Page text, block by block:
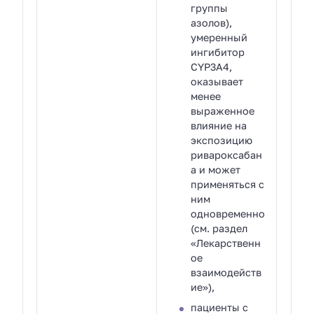
группы
азолов),
умеренный
ингибитор
CYP3A4,
оказывает
менее
выраженное
влияние на
экспозицию
ривароксабан
а и может
применяться с
ним
одновременно
(см. раздел
«Лекарственн
ое
взаимодейств
ие»),
пациенты с